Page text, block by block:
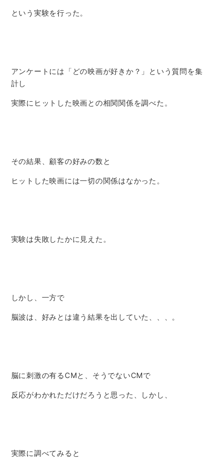
という実験を行った。
アンケートには「どの映画が好きか？」という質問を集
計し
実際にヒットした映画との相関関係を調べた。
その結果、顧客の好みの数と
ヒットした映画には一切の関係はなかった。
実験は失敗したかに見えた。
しかし、一方で
脳波は、好みとは違う結果を出していた、、、。
脳に刺激の有るCMと、そうでないCMで
反応がわかれただけだろうと思った、しかし、
実際に調べてみると